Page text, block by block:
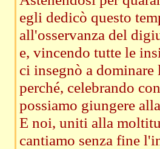
egli dedicò questo
all'osservanza del
e, vincendo tutte le
ci insegnò a
perché, celebrando
possiamo giungere
E noi, uniti alla
cantiamo senza fine